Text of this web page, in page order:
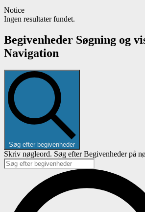
Notice
Ingen resultater fundet.
Begivenheder Søgning og
Navigation
Søg efter begivenheder
Skriv nøgleord. Søg efter Begivenheder på